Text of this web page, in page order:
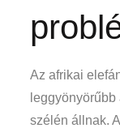
Az afrikai
szélén állnak.